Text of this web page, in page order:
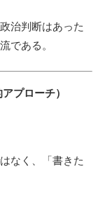
治判断はあった
である。
プローチ）
なく、「書きた